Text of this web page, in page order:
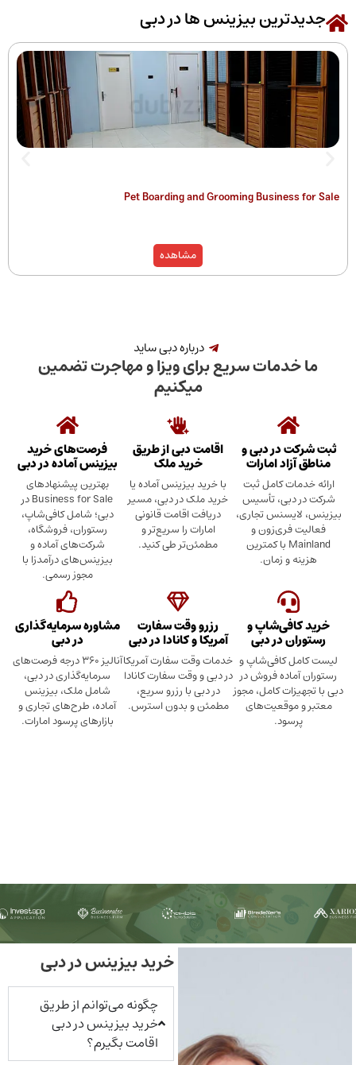
بیزینس ها در دبی
Pet Boarding and Grooming
درباره دبی ساید
سریع برای ویزا و مهاجرت تضمین
در دبی و
امارات
کامل ثبت
تأسیس
تجاری،
و
Mainland با کمترین
اقامت دبی از طریق
خرید ملک
با خرید بیزینس آماده یا
خرید ملک در دبی، مسیر
دریافت اقامت قانونی
امارات را سریع‌تر و
مطمئن‌تر طی کنید.
فرصت‌های خرید
بیزینس آماده در دبی
بهترین پیشنهادهای
Business for Sale در
دبی؛ شامل کافی‌شاپ،
رستوران، فروشگاه،
شرکت‌های آماده و
بیزینس‌های درآمدزا با
و
در دبی
و
فروش در
کامل، مجوز
رزرو وقت سفارت
آمریکا و کانادا در دبی
خدمات وقت سفارت آمریکا
در دبی و وقت سفارت کانادا
در دبی با رزرو سریع،
مطمئن و بدون استرس.
مشاوره سرمایه‌گذاری
در دبی
آنالیز ۳۶۰ درجه فرصت‌های
سرمایه‌گذاری در دبی،
شامل ملک، بیزینس
آماده، طرح‌های تجاری و
بازارهای پرسود امارات.
خرید بیزینس در دبی
چگونه می‌توانم از طریق
خرید بیزینس در دبی
اقامت بگیرم؟